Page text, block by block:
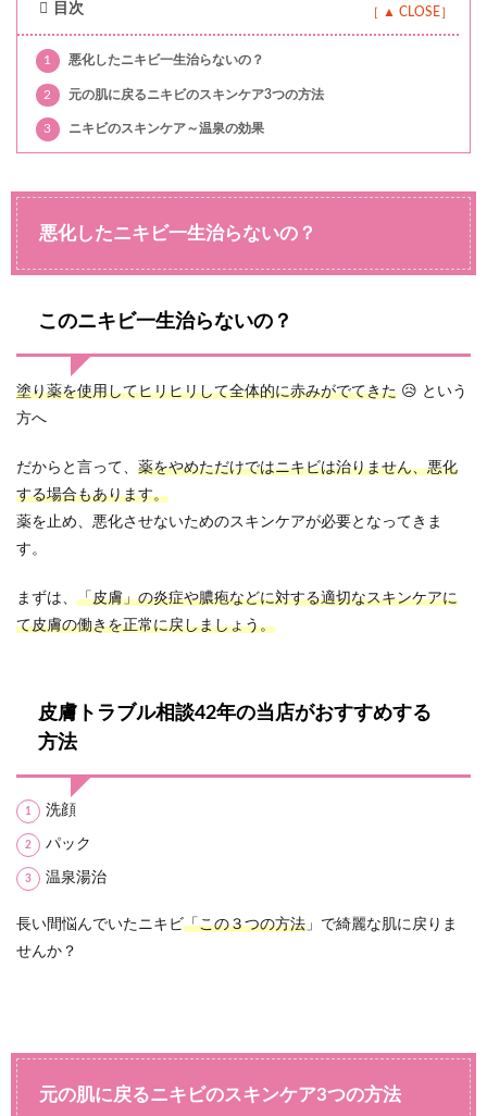
目次
1 悪化したニキビ一生治らないの？
2 元の肌に戻るニキビのスキンケア3つの方法
3 ニキビのスキンケア～温泉の効果
悪化したニキビ一生治らないの？
このニキビ一生治らないの？
塗り薬を使用してヒリヒリして全体的に赤みがでてきた 😥 という
方へ
だからと言って、 薬をやめただけではニキビは治りません、悪化
する場合もあります。
薬を止め、悪化させないためのスキンケアが必要となってきま
す。
まずは、 「皮膚」の炎症や膿疱などに対する適切なスキンケアに
て皮膚の働きを正常に戻しましょう。
皮膚トラブル相談42年の当店がおすすめする
方法
洗顔
パック
温泉湯治
長い間悩んでいたニキビ「この３つの方法 」で綺麗な肌に戻りま
せんか？
元の肌に戻るニキビのスキンケア3つの方法